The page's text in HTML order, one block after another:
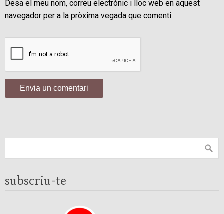
Desa el meu nom, correu electrònic i lloc web en aquest
navegador per a la pròxima vegada que comenti.
subscriu-te